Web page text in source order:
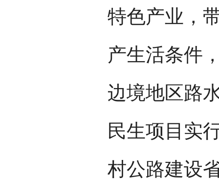
特色产业，
产生活条件
边境地区路
民生项目实
村公路建设